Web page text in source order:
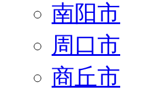
南阳市
周口市
商丘市